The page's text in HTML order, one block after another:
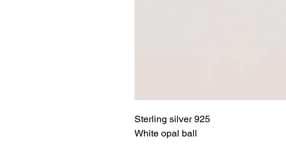
Sterling silver 925
White opal ball